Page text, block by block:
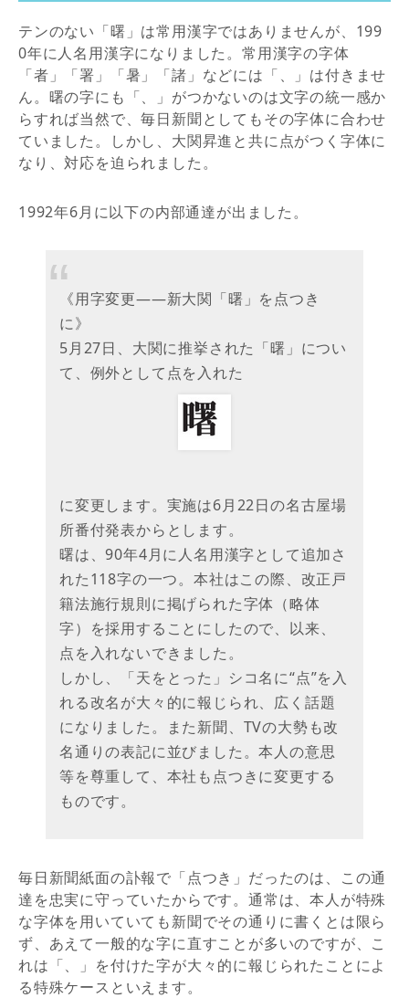
テンのない「曙」は常用漢字ではありませんが、199
0年に人名用漢字になりました。常用漢字の字体
「者」「署」「暑」「諸」などには「、」は付きませ
ん。曙の字にも「、」がつかないのは文字の統一感か
らすれば当然で、毎日新聞としてもその字体に合わせ
ていました。しかし、大関昇進と共に点がつく字体に
なり、対応を迫られました。
1992年6月に以下の内部通達が出ました。
《用字変更――新大関「曙」を点つき
に》
5月27日、大関に推挙された「曙」につい
て、例外として点を入れた
に変更します。実施は6月22日の名古屋場
所番付発表からとします。
曙は、90年4月に人名用漢字として追加さ
れた118字の一つ。本社はこの際、改正戸
籍法施行規則に掲げられた字体（略体
字）を採用することにしたので、以来、
点を入れないできました。
しかし、「天をとった」シコ名に“点”を入
れる改名が大々的に報じられ、広く話題
になりました。また新聞、TVの大勢も改
名通りの表記に並びました。本人の意思
等を尊重して、本社も点つきに変更する
ものです。
毎日新聞紙面の訃報で「点つき」だったのは、この通
達を忠実に守っていたからです。通常は、本人が特殊
な字体を用いていても新聞でその通りに書くとは限ら
ず、あえて一般的な字に直すことが多いのですが、こ
れは「、」を付けた字が大々的に報じられたことによ
る特殊ケースといえます。